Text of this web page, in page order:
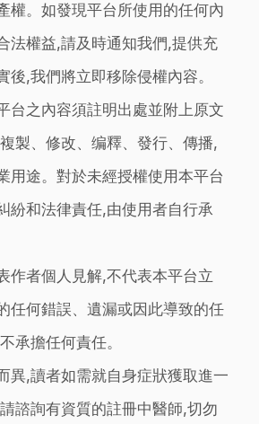
權。如發現平台所使用的任何內
法權益,請及時通知我們,提供充
後,我們將立即移除侵權內容。
台之內容須註明出處並附上原文
製、修改、编釋、發行、傳播,
用途。對於未經授權使用本平台
紛和法律責任,由使用者自行承
作者個人見解,不代表本平台立
任何錯誤、遺漏或因此導致的任
承擔任何責任。
異,讀者如需就自身症狀獲取進一
諮詢有資質的註冊中醫師,切勿